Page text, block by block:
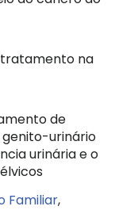
tratamento na
de
urinário
urinária e o
Familiar,